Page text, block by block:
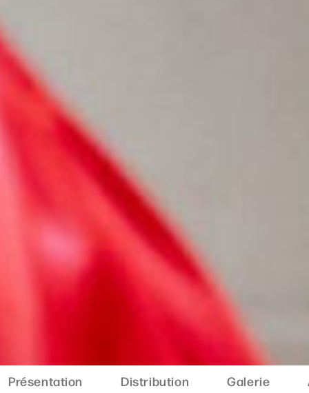
Présentation Distribution Galerie